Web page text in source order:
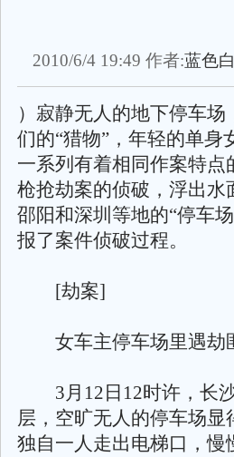
2010/6/4 19:49 作者:蓝色
）寂静无人的地下停车
们的“猎物”，年轻的单
一系列有着相同作案特点
枪抢劫案的侦破，浮出
邵阳和深圳等地的“停车
报了案件侦破过程。
[劫案]
女车主停车场里遇劫
3月12日12时许，长沙
层，空旷无人的停车场
独自一人走出电梯口，